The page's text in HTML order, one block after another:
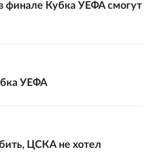
финале Кубка УЕФА смогут
УЕФА
ЦСКА не хотел